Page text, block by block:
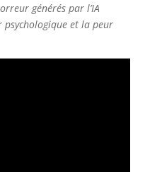
générés par l’IA
psychologique et la peur